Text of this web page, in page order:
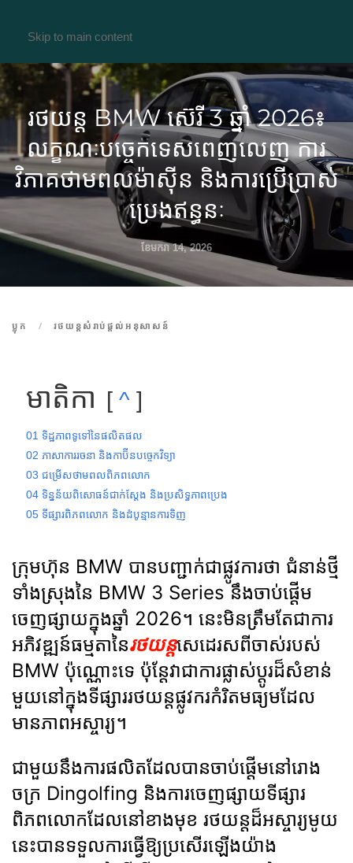
Skip to main content
រថយន្ត BMW ស៊េរី 3 ឆ្នាំ 2026៖
លក្ខណៈបច្ចេកទេសពេញលេញ ការ
វិភាគថាមពលម៉ាស៊ីន និងការប្រើប្រាស់
ប្រេងឥន្ធនៈ
ខែ​មករា 14, 2026
ប្លុក រថយន្តសំរាប់ផ្តល់អនុសាសន៍
មាតិកា ^
01 ទិដ្ឋភាពទូទៅនៃផលិតផល
02 ភាសាការរចនា និងកាប៊ីនបច្ចេកវិទ្យា
03 ជម្រើសថាមពលពិភពលោក
04 ទិន្នន័យពិសោធន៍ជាក់ស្តែង និងប្រសិទ្ធភាពប្រេង
05 ទីផ្សារពិភពលោក និងដំបូន្មានការទិញ
ក្រុមហ៊ុន BMW បានបញ្ជាក់ជាផ្លូវការថា ជំនាន់ថ្មី
ទាំងស្រុងនៃ BMW 3 Series នឹងចាប់ផ្តើម
ចេញផ្សាយក្នុងឆ្នាំ 2026។ នេះមិនត្រឹមតែជាការ
អភិវឌ្ឍន៍ធម្មតានៃរថយន្តសេដេរសពីចាស់របស់
BMW ប៉ុណ្ណោះទេ ប៉ុន្តែវាជាការផ្លាស់ប្តូរដ៏សំខាន់
មួយនៅក្នុងទីផ្សាររថយន្តផ្លូវករកំរិតមធ្យមដែល
មានភាពអស្ចារ្យ។
ជាមួយនឹងការផលិតដែលបានចាប់ផ្តើមនៅរោង
ចក្រ Dingolfing និងការចេញផ្សាយទីផ្សារ
ពិភពលោកដែលនៅខាងមុខ រថយន្តដ៏អស្ចារ្យមូយ
នេះបានទទួលការធ្វើឱ្យប្រសើរឡើងយ៉ាង